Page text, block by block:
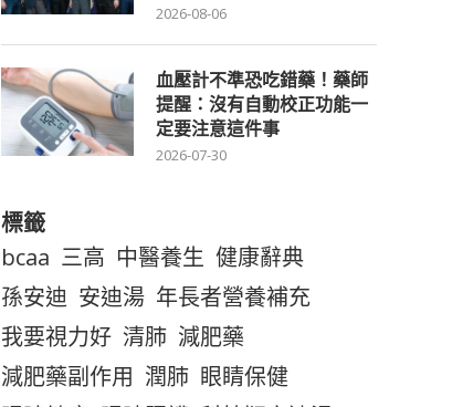
2026-08-06
血壓計不準恐吃錯藥！藥師
提醒：沒有自動校正功能一
定要注意這件事
2026-07-30
標籤
bcaa 三高 中醫養生 健康辭典
孫安迪 安迪湯 年長者營養補充
我要視力好 清肺 減肥藥
減肥藥副作用 潤肺 眼睛保健